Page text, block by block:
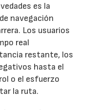
es la
navegación
Los usuarios
real
restante, los
hasta el
o el esfuerzo
la ruta.